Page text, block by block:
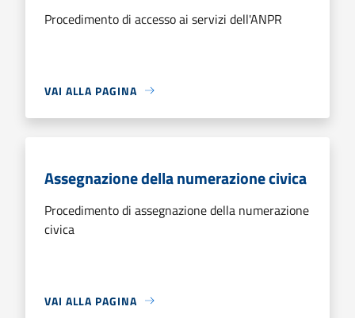
Procedimento di accesso ai servizi dell'ANPR
VAI ALLA PAGINA
Assegnazione della numerazione civica
Procedimento di assegnazione della numerazione
civica
VAI ALLA PAGINA